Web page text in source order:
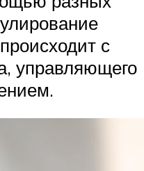
с
управляющего